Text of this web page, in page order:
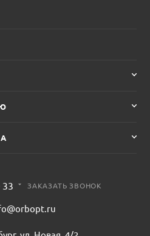
33 ЗАКАЗАТЬ ЗВОНОК